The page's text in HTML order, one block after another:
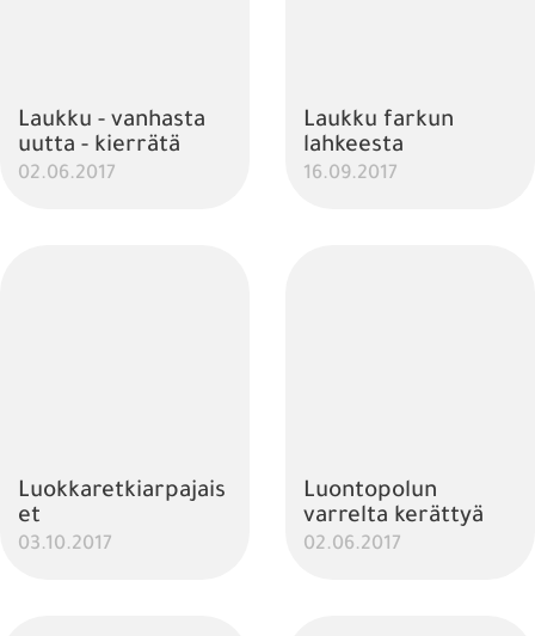
Laukku - vanhasta
uutta - kierrätä
02.06.2017
Laukku farkun
lahkeesta
16.09.2017
Luokkaretkiarpajais
et
03.10.2017
Luontopolun
varrelta kerättyä
02.06.2017